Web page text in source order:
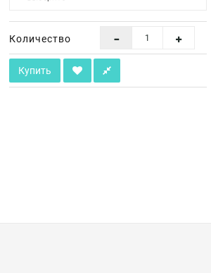
Количество
Купить